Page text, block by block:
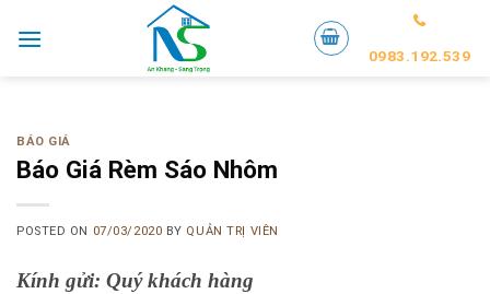
0983.192.539
BÁO GIÁ
Báo Giá Rèm Sáo Nhôm
POSTED ON 07/03/2020 BY QUẢN TRỊ VIÊN
Kính gửi: Quý khách hàng